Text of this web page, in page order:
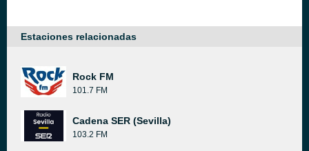
Estaciones relacionadas
Rock FM
101.7 FM
Cadena SER (Sevilla)
103.2 FM